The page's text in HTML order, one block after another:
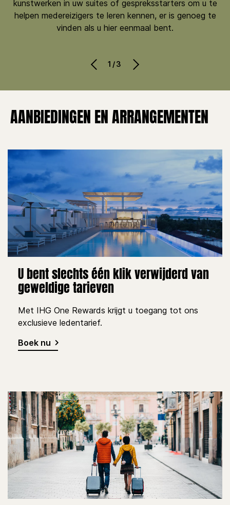
kunstwerken in uw suites of gespreksstarters om u te
helpen medereizigers te leren kennen, er is genoeg te
vinden als u hier eenmaal bent.
1/3
AANBIEDINGEN EN ARRANGEMENTEN
U bent slechts één klik verwijderd van
geweldige tarieven
Met IHG One Rewards krijgt u toegang tot ons
exclusieve ledentarief.
Boek nu